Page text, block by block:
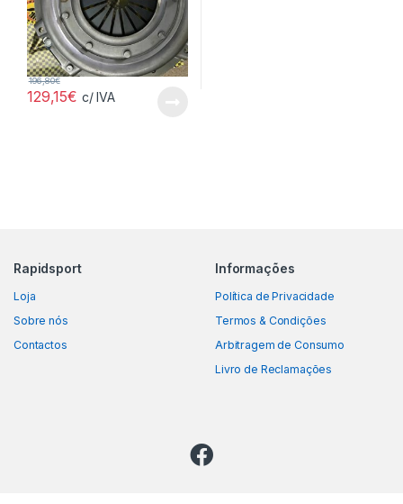
129,15€
196,80€
c/ IVA
Rapidsport
Loja
Sobre nós
Contactos
Informações
Política de Privacidade
Termos & Condições
Arbitragem de Consumo
Livro de Reclamações